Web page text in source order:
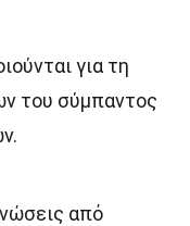
για τη
του σύμπαντος
από